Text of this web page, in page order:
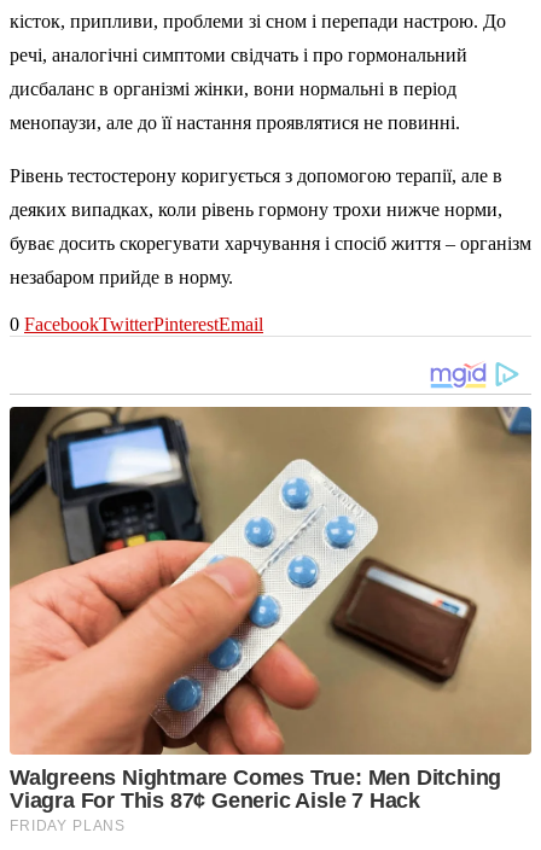
кісток, припливи, проблеми зі сном і перепади настрою. До
речі, аналогічні симптоми свідчать і про гормональний
дисбаланс в організмі жінки, вони нормальні в період
менопаузи, але до її настання проявлятися не повинні.
Рівень тестостерону коригується з допомогою терапії, але в
деяких випадках, коли рівень гормону трохи нижче норми,
буває досить скорегувати харчування і спосіб життя – організм
незабаром прийде в норму.
0 FacebookTwitterPinterestEmail